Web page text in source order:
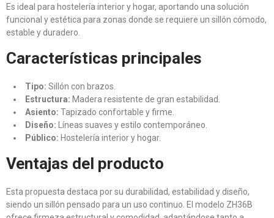
Es ideal para hostelería interior y hogar, aportando una solución
funcional y estética para zonas donde se requiere un sillón cómodo,
estable y duradero.
Características principales
Tipo: Sillón con brazos.
Estructura: Madera resistente de gran estabilidad.
Asiento: Tapizado confortable y firme.
Diseño: Líneas suaves y estilo contemporáneo.
Público: Hostelería interior y hogar.
Ventajas del producto
Esta propuesta destaca por su durabilidad, estabilidad y diseño,
siendo un sillón pensado para un uso continuo. El modelo ZH36B